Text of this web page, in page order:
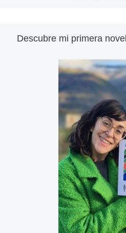
Descubre mi primera